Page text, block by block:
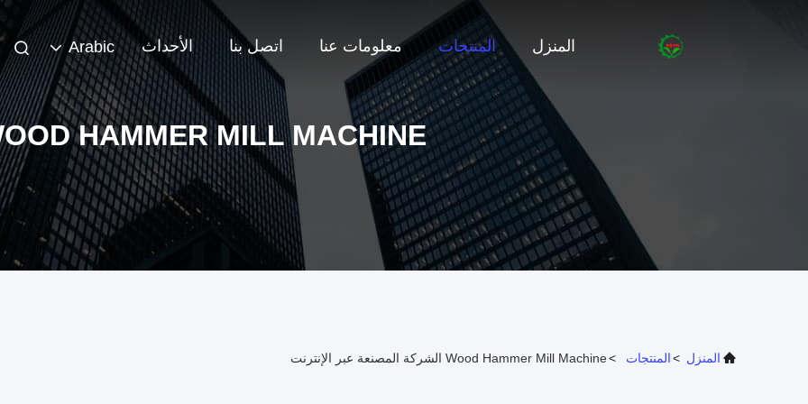
المنزل المنتجات معلومات عنا اتصل بنا الأحداث Arabic
HAMMER MILL MACHINE
المنزل >المنتجات >Wood Hammer Mill Machine الشركة المصنعة عبر الإنترنت